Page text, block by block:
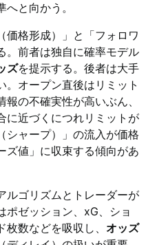
と向かう。
価格形成）」と「フォロワ
。前者は独自に確率モデル
ズを提示する。後者は大手
。オープン直後はリミット
報の不確実性が高いぶん、
に近づくにつれリミットが
シャープ）」の流入が価格
ズ値」に収束する傾向があ
ルゴリズムとトレーダーが
ポゼッション、xG、ショ
数などを吸収し、 オッズ